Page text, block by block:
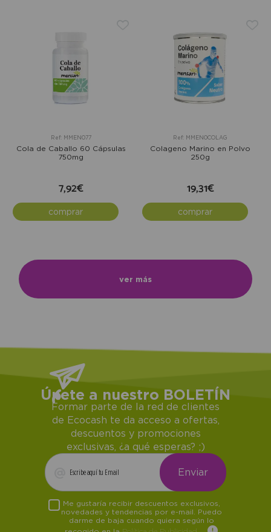
Ref: MMEN077
Cola de Caballo 60 Cápsulas
750mg
7,92€
comprar
Ref: MMEN0COLAG
Colageno Marino en Polvo
250g
19,31€
comprar
ver más
Únete a nuestro BOLETÍN
Formar parte de la red de clientes
de Ecocash te da acceso a ofertas,
descuentos y promociones
exclusivas, ¿a qué esperas? ;)
Me gustaría recibir descuentos exclusivos,
novedades y tendencias por e-mail. Puedo
darme de baja cuando quiera según lo